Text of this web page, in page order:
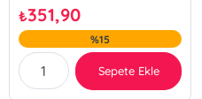
₺351,90
%15
Sepete Ekle